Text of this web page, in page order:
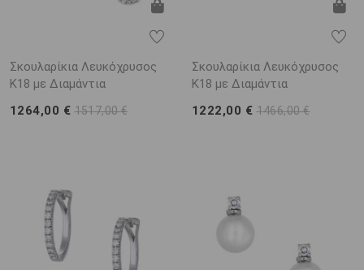
Σκουλαρίκια Λευκόχρυσος
Κ18 με Διαμάντια
1264,00 € 1517,00 €
Σκουλαρίκια Λευκόχρυσος
Κ18 με Διαμάντια
1222,00 € 1466,00 €